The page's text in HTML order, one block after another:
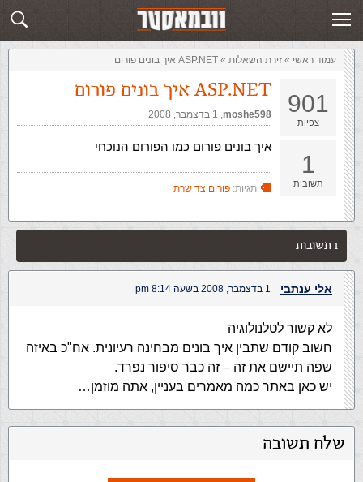
שלח תשובה זירת השאלות
עמוד ראשי » ‏זירת השאלות‏ » ASP.NET איך בונים פורום
901
צפיות
1
תשובות
ASP.NET איך בונים פורום
moshe598
,‏ 1 בדצמבר, 2008
איך בונים פורום כמו הפורום הנוכחי
תגיות: פורום צד שרת
1 תשובות
אלי ענתבי 1 בדצמבר, 2008 בשעה 8:14 pm
לא קשור לטלנולוגיה
חשוב קודם שתבין איך בונים מבחינה רעיונית. אח"כ באיזה
שפה תיישם את זה – זה כבר סיפור נפרד.
יש כאן באתר כמה מאמרים בעניין, אתה מוזמן…
שלח תשובה